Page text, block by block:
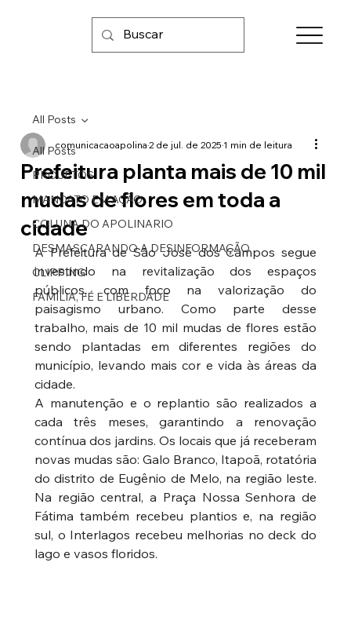
All Posts
PROJETOS
MANDATO EM AÇÃO
COLUNA DO APOLINARIO
DESMASCARANDO A DESINFORMAÇÃO
CLIPPING
FAMÍLIA, FÉ E LIBERDADE
All Posts
Prefeitura planta mais de 10 mil
mudas de flores em toda a
cidade
comunicacaoapolina2 de jul. de 20251 min de leitura
A Prefeitura de São José dos Campos segue
investindo na revitalização dos espaços
públicos, com foco na valorização do
paisagismo urbano. Como parte desse
trabalho, mais de 10 mil mudas de flores estão
sendo plantadas em diferentes regiões do
município, levando mais cor e vida às áreas da
cidade.
A manutenção e o replantio são realizados a
cada três meses, garantindo a renovação
contínua dos jardins. Os locais que já receberam
novas mudas são: Galo Branco, Itapoã, rotatória
do distrito de Eugênio de Melo, na região leste.
Na região central, a Praça Nossa Senhora de
Fátima também recebeu plantios e, na região
sul, o Interlagos recebeu melhorias no deck do
lago e vasos floridos.